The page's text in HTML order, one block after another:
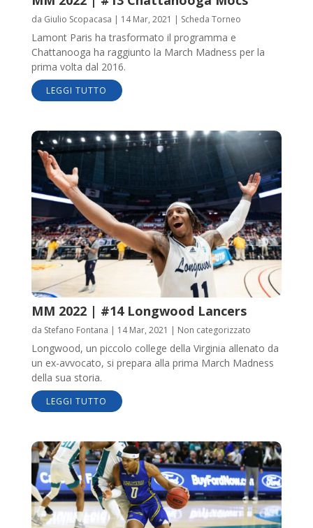
da Giulio Scopacasa | 14 Mar, 2021 | Scheda Torneo
Lamont Paris ha trasformato il programma e
Chattanooga ha raggiunto la March Madness per la
prima volta dal 2016.
LEGGI TUTTO
MM 2022 | #14 Longwood Lancers
da Stefano Fontana | 14 Mar, 2021 | Non categorizzato
Longwood, un piccolo college della Virginia allenato da
un ex-avvocato, si prepara alla prima March Madness
della sua storia.
LEGGI TUTTO